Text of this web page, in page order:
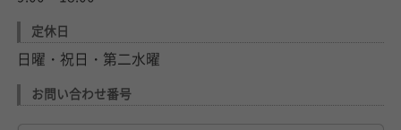
定休日
日曜・祝日・第二水曜
お問い合わせ番号